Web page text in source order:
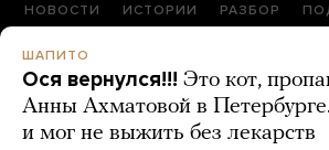
НОВОСТИ ИСТОРИИ РАЗБОР
ШАПИТО
Ося вернулся!!! Это кот,
Анны Ахматовой в
и мог не выжить без лекарств